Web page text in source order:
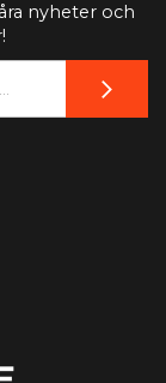
nyheter och